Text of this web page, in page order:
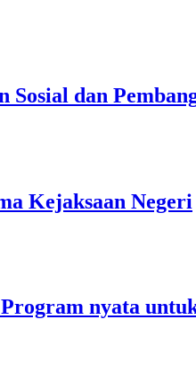
dan
Kejaksaan Negeri
nyata